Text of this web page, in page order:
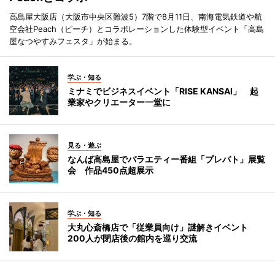
高島屋大阪店（大阪市中央区難波5）7階で8月11日、南海電気鉄道や航
空会社Peach（ピーチ）とコラボレーションした体験型イベント「高島
屋なつやすみフェスタ」が始まる。
学ぶ・知る
ミナミでビジネスイベント「RISE KANSAI」 起
業家やクリエーター一堂に
見る・遊ぶ
なんば高島屋でバラエティー番組「プレバト」展覧
会 作品450点超展示
学ぶ・知る
大丸心斎橋店で「従業員向け」謎解きイベント
200人が閉店後の館内を巡り交流